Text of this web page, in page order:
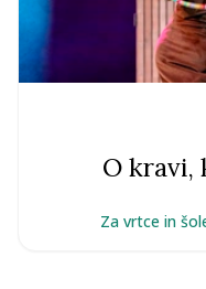
O kravi,
Za vrtce in